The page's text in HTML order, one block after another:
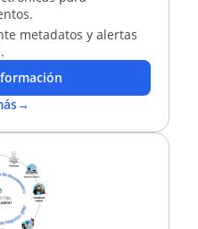
metadatos y alertas
→